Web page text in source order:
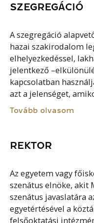
SZEGREGÁCIÓ
A szegregáció
hazai szakirodalom
elhelyezkedéssel,
jelentkező
kapcsolatban
azt a jelenséget,
Tovább olvasom
REKTOR
Az egyetem vagy
szenátus elnöke, akit
szenátus javaslatára
egyetértésével a
felsőoktatási